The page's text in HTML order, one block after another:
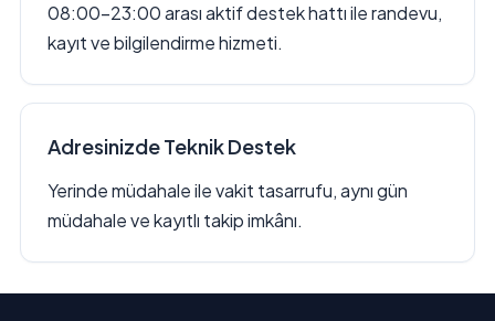
08:00–23:00 arası aktif destek hattı ile randevu,
kayıt ve bilgilendirme hizmeti.
Adresinizde Teknik Destek
Yerinde müdahale ile vakit tasarrufu, aynı gün
müdahale ve kayıtlı takip imkânı.